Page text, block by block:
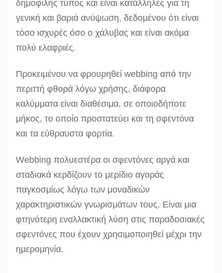
δημοφιλής τύπος και είναι κατάλληλες για τη
γενική και βαριά ανύψωση, δεδομένου ότι είναι
τόσο ισχυρές όσο ο χάλυβας και είναι ακόμα
πολύ ελαφριές.
Προκειμένου να φρουρηθεί webbing από την
περιττή φθορά λόγω χρήσης, διάφορα
καλύμματα είναι διαθέσιμα, σε οποιοδήποτε
μήκος, το οποίο προστατεύει και τη σφεντόνα
και τα εύθραυστα φορτία.
Webbing πολυεστέρα οι σφεντόνες αργά και
σταδιακά κερδίζουν το μερίδιο αγοράς
παγκοσμίως λόγω των μοναδικών
χαρακτηριστικών γνωρισμάτων τους. Είναι μια
φτηνότερη εναλλακτική λύση στις παραδοσιακές
σφεντόνες που έχουν χρησιμοποιηθεί μέχρι την
ημερομηνία.